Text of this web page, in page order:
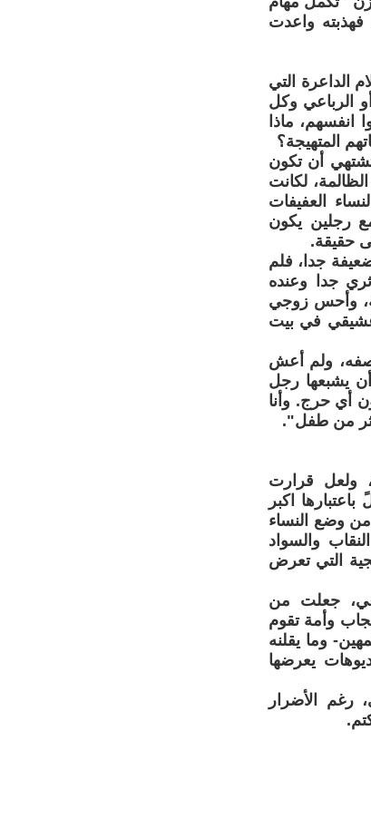
فهذبته واعدت
الداعرة التي
الرباعي وكل
انفسهم، ماذا
أن تكون
لكانت
العفيفات
رجلين يكون
حقيقة.
جدا، فلم
جدا وعنده
وأحس زوجي
في بيت
ولم أعش
يشبعها رجل
أي حرج. وأنا
من طفل".
ولعل قرارت
اكبر
من وضع النساء
والسواد
التي تعرض
جعلت من
وأمة تقوم
وما يقلنه
يعرضها
رغم الأضرار